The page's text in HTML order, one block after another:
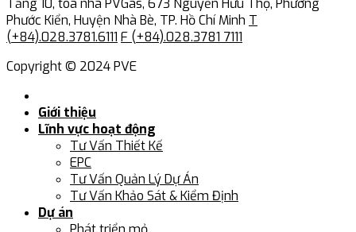
Tầng 10, tòa nhà PVGas, 673 Nguyễn Hữu Thọ, Phường
Phước Kiển, Huyện Nhà Bè, TP. Hồ Chí Minh T
(+84).028.3781.6111 F (+84).028.3781 7111
Copyright © 2024 PVE
Giới thiệu
Lĩnh vực hoạt động
Tư Vấn Thiết Kế
EPC
Tư Vấn Quản Lý Dự Án
Tư Vấn Khảo Sát & Kiểm Định
Dự án